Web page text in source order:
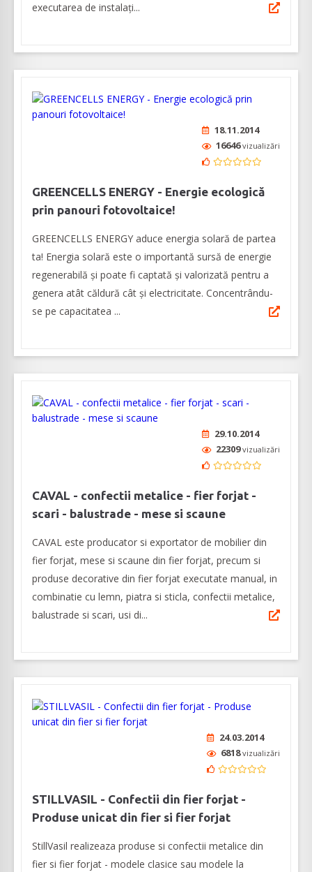
executarea de instalați...
18.11.2014
16646vizualizări
GREENCELLS ENERGY - Energie ecologică
prin panouri fotovoltaice!
GREENCELLS ENERGY aduce energia solară de partea
ta! Energia solară este o importantă sursă de energie
regenerabilă și poate fi captată și valorizată pentru a
genera atât căldură cât și electricitate. Concentrându-
se pe capacitatea ...
29.10.2014
22309vizualizări
CAVAL - confectii metalice - fier forjat -
scari - balustrade - mese si scaune
CAVAL este producator si exportator de mobilier din
fier forjat, mese si scaune din fier forjat, precum si
produse decorative din fier forjat executate manual, in
combinatie cu lemn, piatra si sticla, confectii metalice,
balustrade si scari, usi di...
24.03.2014
6818vizualizări
STILLVASIL - Confectii din fier forjat -
Produse unicat din fier si fier forjat
StillVasil realizeaza produse si confectii metalice din
fier si fier forjat - modele clasice sau modele la